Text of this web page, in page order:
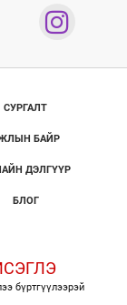
СУРГАЛТ
БАЙР
ДЭЛГҮҮР
БЛОГ
бүртгүүлээрэй